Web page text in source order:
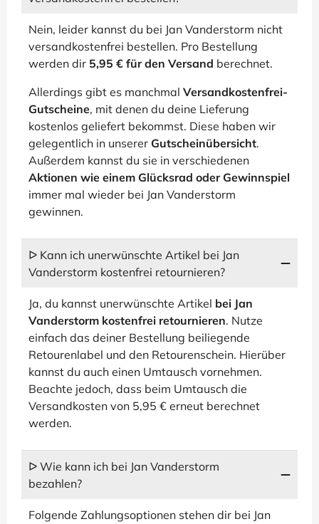
Nein, leider kannst du bei Jan Vanderstorm nicht
versandkostenfrei bestellen. Pro Bestellung
werden dir 5,95 € für den Versand berechnet.
Allerdings gibt es manchmal Versandkostenfrei-
Gutscheine, mit denen du deine Lieferung
kostenlos geliefert bekommst. Diese haben wir
gelegentlich in unserer Gutscheinübersicht.
Außerdem kannst du sie in verschiedenen
Aktionen wie einem Glücksrad oder Gewinnspiel
immer mal wieder bei Jan Vanderstorm
gewinnen.
ᐅ Kann ich unerwünschte Artikel bei Jan
Vanderstorm kostenfrei retournieren?
Ja, du kannst unerwünschte Artikel bei Jan
Vanderstorm kostenfrei retournieren. Nutze
einfach das deiner Bestellung beiliegende
Retourenlabel und den Retourenschein. Hierüber
kannst du auch einen Umtausch vornehmen.
Beachte jedoch, dass beim Umtausch die
Versandkosten von 5,95 € erneut berechnet
werden.
ᐅ Wie kann ich bei Jan Vanderstorm
bezahlen?
Folgende Zahlungsoptionen stehen dir bei Jan